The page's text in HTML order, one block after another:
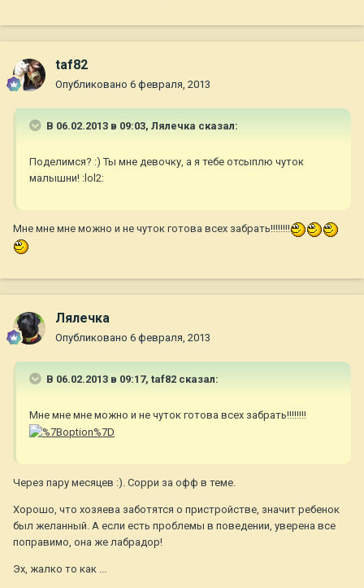
taf82
Опубликовано 6 февраля, 2013
В 06.02.2013 в 09:03, Лялечка сказал:
Поделимся? :) Ты мне девочку, а я тебе отсыплю чуток
малышни! :lol2:
Мне мне мне можно и не чуток готова всех забрать!!!!!!!!
Лялечка
Опубликовано 6 февраля, 2013
В 06.02.2013 в 09:17, taf82 сказал:
Мне мне мне можно и не чуток готова всех забрать!!!!!!!!
Через пару месяцев :). Сорри за офф в теме.
Хорошо, что хозяева заботятся о пристройстве, значит ребенок
был желанный. А если есть проблемы в поведении, уверена все
поправимо, она же лабрадор!
Эх, жалко то как ...